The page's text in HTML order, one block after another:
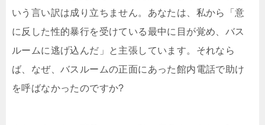
いう言い訳は成り立ちません。あなたは、私から「意
に反した性的暴行を受けている最中に目が覚め、バス
ルームに逃げ込んだ」と主張しています。それなら
ば、なぜ、バスルームの正面にあった館内電話で助け
を呼ばなかったのですか?